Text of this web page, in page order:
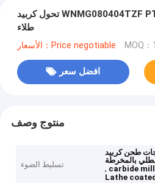
تحول كربيد WNMG080404TZF PT30 إدراجات للصلب مع
طلاء
الأسعار：Price negotiable MOQ：
افضل سعر
منتوج وصف
تسليط الضوء
طحن كربيد
, carbide
Lathe